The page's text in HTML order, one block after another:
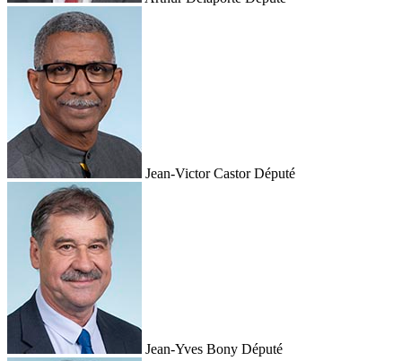
Jean-Victor Castor Député
Jean-Yves Bony Député